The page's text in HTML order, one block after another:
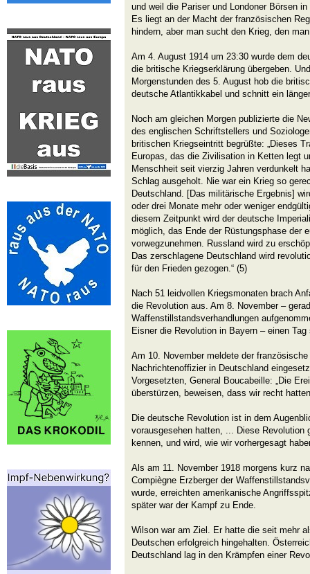
und weil die Pariser und Londoner Börsen
Es liegt an der Macht der französischen
hindern, aber man sucht den Krieg, den
Am 4. August 1914 um 23:30 wurde dem
die britische Kriegserklärung übergeben.
Morgenstunden des 5. August hob die
deutsche Atlantikkabel und schnitt ein
Noch am gleichen Morgen publizierte die
des englischen Schriftstellers und
britischen Kriegseintritt begrüßte: „Dieses
Europas, das die Zivilisation in Ketten legt
Menschheit seit vierzig Jahren verdunkelt
Schlag ausgeholt. Nie war ein Krieg so
Deutschland. [Das militärische Ergebnis]
oder drei Monate mehr oder weniger
diesem Zeitpunkt wird der deutsche
möglich, das Ende der Rüstungsphase der
vorwegzunehmen. Russland wird zu
Das zerschlagene Deutschland wird
für den Frieden gezogen.“ (5)
Nach 51 leidvollen Kriegsmonaten brach
die Revolution aus. Am 8. November –
Waffenstillstandsverhandlungen
Eisner die Revolution in Bayern – einen
Am 10. November meldete der
Nachrichtenoffizier in Deutschland
Vorgesetzten, General Boucabeille: „Die
überstürzen, beweisen, dass wir recht
Die deutsche Revolution ist in dem
vorausgesehen hatten, ... Diese Revolution
kennen, und wird, wie wir vorhergesagt
Als am 11. November 1918 morgens kurz
Compiègne Erzberger der
wurde, erreichten amerikanische
später war der Kampf zu Ende.
Wilson war am Ziel. Er hatte die seit mehr
Deutschen erfolgreich hingehalten.
Deutschland lag in den Krämpfen einer